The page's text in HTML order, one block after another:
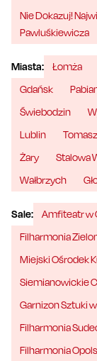
Nie Dokazuj!
Pawluśkiewicza
Miasta: Łomża
Gdańsk
Świebodzin
Lublin
Żary
Stalowa
Wałbrzych
Sale: Amfiteatr w
Filharmonia
Miejski Ośrodek
Siemianowickie
Garnizon Sztuki
Filharmonia
Filharmonia